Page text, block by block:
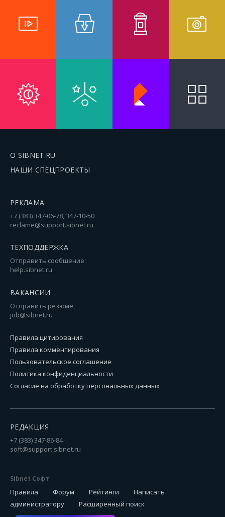
О SIBNET.RU
НАШИ СПЕЦПРОЕКТЫ
РЕКЛАМА
+7 (383) 347-06-78, 347-10-50
reclame@support.sibnet.ru
ТЕХПОДДЕРЖКА
Отправить сообщение:
help.sibnet.ru
ВАКАНСИИ
Отправить резюме:
job@sibnet.ru
Правила цитирования
Правила комментирования
Пользовательское соглашение
Политика конфиденциальности
Согласие на обработку персональных данных
РЕДАКЦИЯ
+7 (383) 347-86-84
soft@support.sibnet.ru
Sibnet Софт
Правила Форум Рейтинги
Написать
администратору
Расширенный поиск